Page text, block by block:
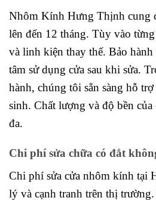
Nhôm Kính Hưng Thịnh cung
lên đến 12 tháng. Tùy vào
và linh kiện thay thế. Bảo
tâm sử dụng cửa sau khi sửa.
hành, chúng tôi sẵn sàng hỗ
sinh. Chất lượng và độ bền
đa.
Chi phí sửa chữa có đắt
Chi phí sửa cửa nhôm kính tại
lý và cạnh tranh trên thị